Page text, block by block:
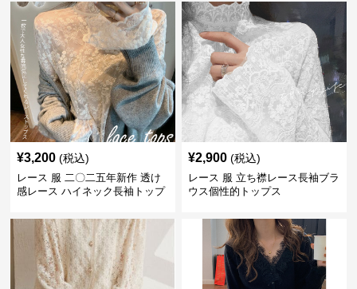
¥3,200 (税込)
レース 服 二〇二五年新作 透け
感レース ハイネック長袖トップ
¥2,900 (税込)
レース 服 立ち襟レース長袖ブラ
ウス個性的トップス